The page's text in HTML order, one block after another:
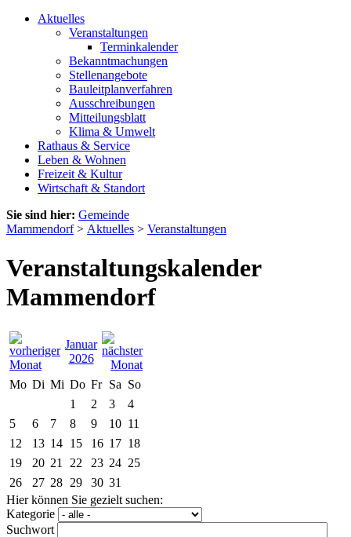
Aktuelles
Veranstaltungen
Terminkalender
Bekanntmachungen
Stellenangebote
Bauleitplanverfahren
Ausschreibungen
Mitteilungsblatt
Klima & Umwelt
Rathaus & Service
Leben & Wohnen
Freizeit & Kultur
Wirtschaft & Standort
Sie sind hier: Gemeinde
Mammendorf> Aktuelles > Veranstaltungen
Veranstaltungskalender
Mammendorf
Januar
2026
Mo Di Mi Do Fr Sa So
1
2 3
4
5
6 7 8 9 10 11
12
13 14 15 16 17 18
19
20 21 22 23 24 25
26
27 28 29 30 31
Hier können Sie gezielt suchen:
Kategorie
Suchwort